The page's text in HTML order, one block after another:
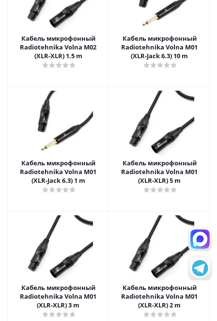
Кабель микрофонный
Radiotehnika Volna M02
(XLR-XLR) 1.5 m
Кабель микрофонный
Radiotehnika Volna M01
(XLR-Jack 6.3) 10 m
Кабель микрофонный
Radiotehnika Volna M01
(XLR-Jack 6.3) 1 m
Кабель микрофонный
Radiotehnika Volna M01
(XLR-XLR) 5 m
Кабель микрофонный
Radiotehnika Volna M01
(XLR-XLR) 3 m
Кабель микрофонный
Radiotehnika Volna M01
(XLR-XLR) 2 m